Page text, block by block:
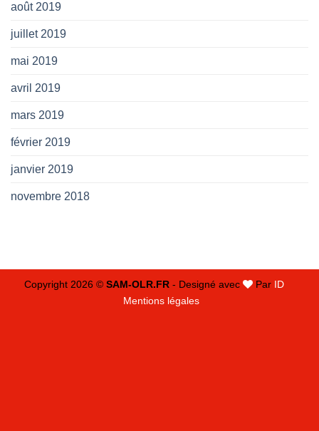
août 2019
juillet 2019
mai 2019
avril 2019
mars 2019
février 2019
janvier 2019
novembre 2018
Copyright 2026 © SAM-OLR.FR- Designé avec Par ID
Mentions légales